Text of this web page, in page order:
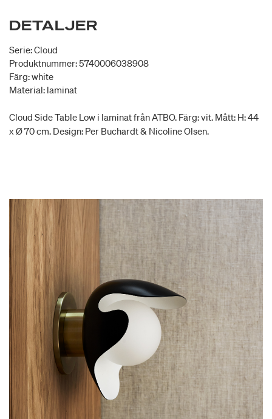
DETALJER
Serie: Cloud
Produktnummer: 5740006038908
Färg: white
Material: laminat
Cloud Side Table Low i laminat från ATBO. Färg: vit. Mått: H: 44
x Ø 70 cm. Design: Per Buchardt & Nicoline Olsen.